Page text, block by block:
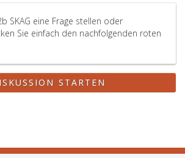
SKAG eine Frage stellen oder
Sie einfach den nachfolgenden roten
STARTEN